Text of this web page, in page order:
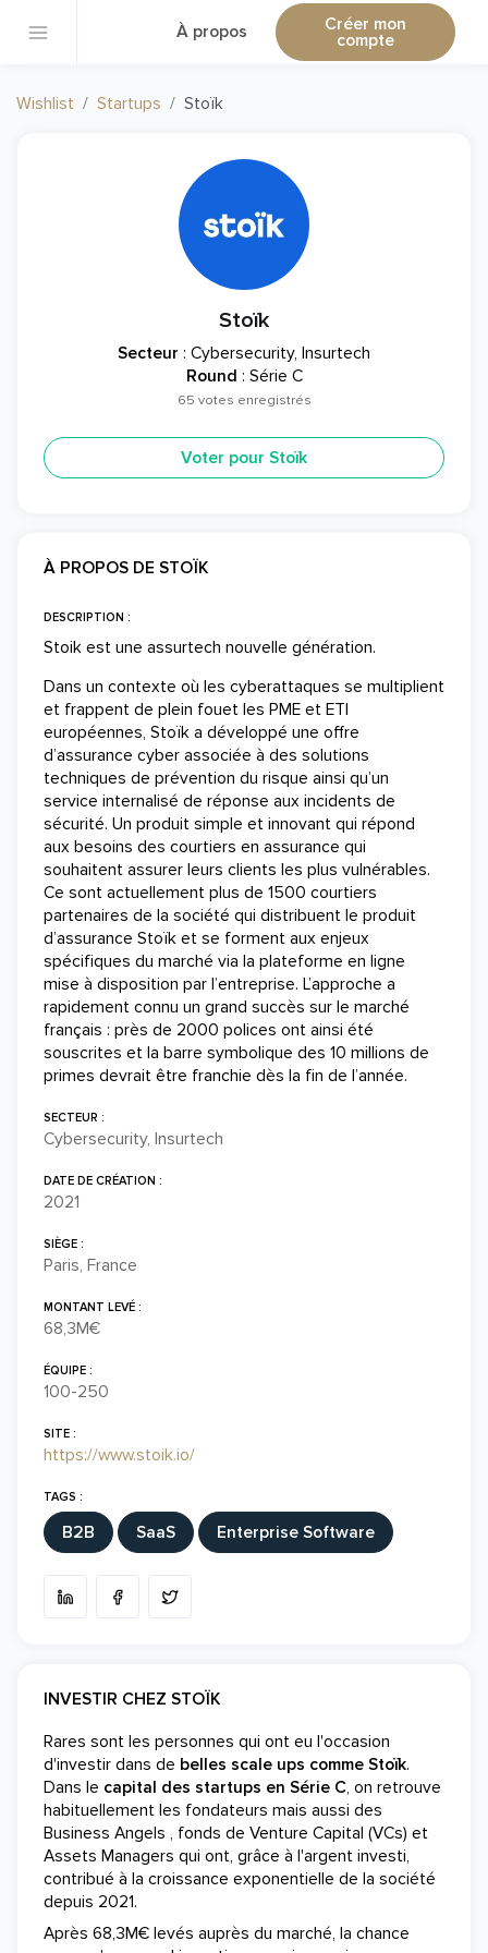
À propos Créer mon
compte
Wishlist Startups Stoïk
Stoïk
Secteur : Cybersecurity, Insurtech
Round : Série C
65 votes enregistrés
Voter pour Stoïk
À PROPOS DE STOÏK
DESCRIPTION :
Stoik est une assurtech nouvelle génération.
Dans un contexte où les cyberattaques se multiplient
et frappent de plein fouet les PME et ETI
européennes, Stoïk a développé une offre
d’assurance cyber associée à des solutions
techniques de prévention du risque ainsi qu’un
service internalisé de réponse aux incidents de
sécurité. Un produit simple et innovant qui répond
aux besoins des courtiers en assurance qui
souhaitent assurer leurs clients les plus vulnérables.
Ce sont actuellement plus de 1500 courtiers
partenaires de la société qui distribuent le produit
d’assurance Stoïk et se forment aux enjeux
spécifiques du marché via la plateforme en ligne
mise à disposition par l’entreprise. L’approche a
rapidement connu un grand succès sur le marché
français : près de 2000 polices ont ainsi été
souscrites et la barre symbolique des 10 millions de
primes devrait être franchie dès la fin de l’année.
SECTEUR :
Cybersecurity, Insurtech
DATE DE CRÉATION :
2021
SIÈGE :
Paris, France
MONTANT LEVÉ :
68,3M€
ÉQUIPE :
100-250
SITE :
https://www.stoik.io/
TAGS :
B2B SaaS Enterprise Software
INVESTIR CHEZ STOÏK
Rares sont les personnes qui ont eu l'occasion
d'investir dans de belles scale ups comme Stoïk.
Dans le capital des startups en Série C, on retrouve
habituellement les fondateurs mais aussi des
Business Angels , fonds de Venture Capital (VCs) et
Assets Managers qui ont, grâce à l'argent investi,
contribué à la croissance exponentielle de la société
depuis 2021.
Après 68,3M€ levés auprès du marché, la chance